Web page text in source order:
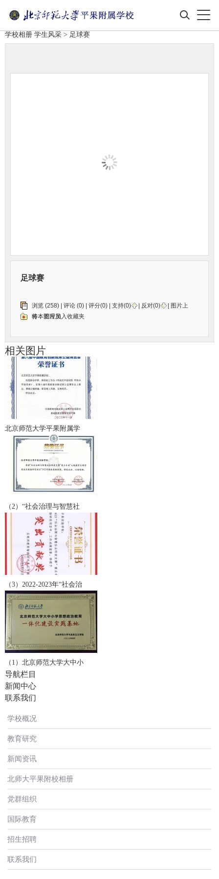
学校相册 学生风采 > 足球赛
足球赛
浏览 (258) | 评论 (0) | 评分(0) | 支持(0) 反对(0)
| 图片上
传：管理员
将本图片加入收藏夹
相关图片
北京师范大学平果附属学
（2）“社会治理与智慧社
（3）2022-2023年“社会治
（1）北京师范大学大中小
导航栏目
新闻中心
联系我们
学校概况
教育研究
新闻资讯
北师大平果附校相册
党群组织
国际教育
招生招聘
联系我们